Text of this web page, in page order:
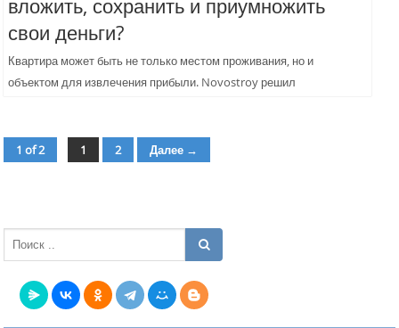
вложить, сохранить и приумножить
свои деньги?
Квартира может быть не только местом проживания, но и
объектом для извлечения прибыли. Novostroy решил
1 of 2
страница
1 страница
2 Далее →